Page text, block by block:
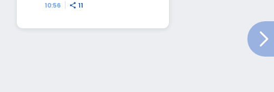
10:56 11